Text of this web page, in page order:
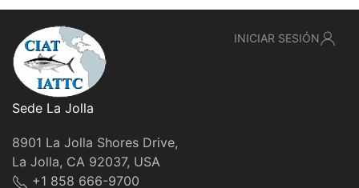
Sede La Jolla
8901 La Jolla Shores Drive,
La Jolla, CA 92037, USA
+1 858 666-9700
INICIAR SESIÓN